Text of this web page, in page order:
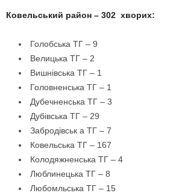
Ковельський район – 302 хворих:
Голобська ТГ – 9
Велицька ТГ – 2
Вишнівська ТГ – 1
Головненська ТГ – 1
Дубечненська ТГ – 3
Дубівська ТГ – 29
Забродівськ а ТГ – 7
Ковельська ТГ – 167
Колодяжненська ТГ – 4
Люблинецька ТГ – 8
Любомльська ТГ – 15